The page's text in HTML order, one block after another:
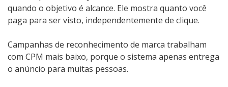
quando o objetivo é alcance. Ele mostra quanto você
paga para ser visto, independentemente de clique.
Campanhas de reconhecimento de marca trabalham
com CPM mais baixo, porque o sistema apenas entrega
o anúncio para muitas pessoas.